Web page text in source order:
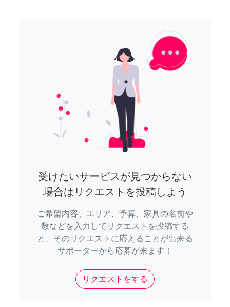
受けたいサービスが見つからない
場合はリクエストを投稿しよう
ご希望内容、エリア、予算、家具の名前や
数などを入力してリクエストを投稿する
と、そのリクエストに応えることが出来る
サポーターから応募が来ます！
リクエストをする